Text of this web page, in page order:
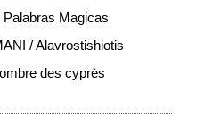
Magicas
/ Alavrostishiotis
des cyprès